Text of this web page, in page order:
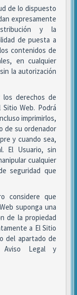
de lo dispuesto
expresamente
y la
de puesta a
contenidos de
en cualquier
la autorización
los derechos de
Web. Podrá
imprimirlos,
de su ordenador
y cuando sea,
El Usuario, sin
cualquier
seguridad que
considere que
suponga una
de la propiedad
a El Sitio
del apartado de
Aviso Legal y